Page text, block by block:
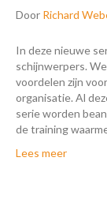
Door Richard
In deze nieuwe
schijnwerpers.
voordelen zijn
organisatie. Al
serie worden
de training
Lees meer